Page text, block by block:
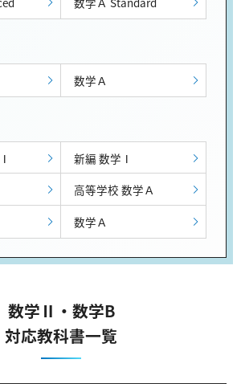
数学Ａ
新編 数学Ⅰ
高等学校 数学Ａ
数学Ａ
数学Ⅱ・数学B
対応教科書一覧